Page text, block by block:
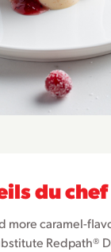
du chef
more caramel-
Redpath®